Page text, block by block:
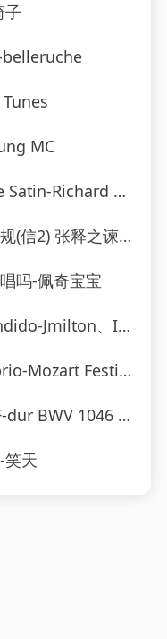
子
belleruche
MC
Clayderman
用上林尉的故事-逸思静巧
吗-佩奇宝宝
MC_20260807_131339
Orchestra、Alberto Lizzio
The Munich Philharmonic Orchestra
笑天